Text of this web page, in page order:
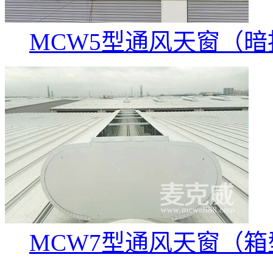
MCW5型通风天窗（
MCW7型通风天窗（